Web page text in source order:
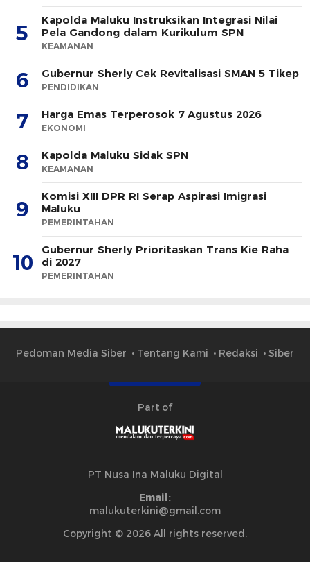
5
Kapolda Maluku Instruksikan Integrasi Nilai
Pela Gandong dalam Kurikulum SPN
KEAMANAN
6 Gubernur Sherly Cek Revitalisasi SMAN 5 Tikep
PENDIDIKAN
7 Harga Emas Terperosok 7 Agustus 2026
EKONOMI
8 Kapolda Maluku Sidak SPN
KEAMANAN
9
Komisi XIII DPR RI Serap Aspirasi Imigrasi
Maluku
PEMERINTAHAN
10
Gubernur Sherly Prioritaskan Trans Kie Raha
di 2027
PEMERINTAHAN
Pedoman Media Siber Tentang Kami Redaksi Siber
Part of
PT Nusa Ina Maluku Digital
Email:
malukuterkini@gmail.com
Copyright © 2026 All rights reserved.